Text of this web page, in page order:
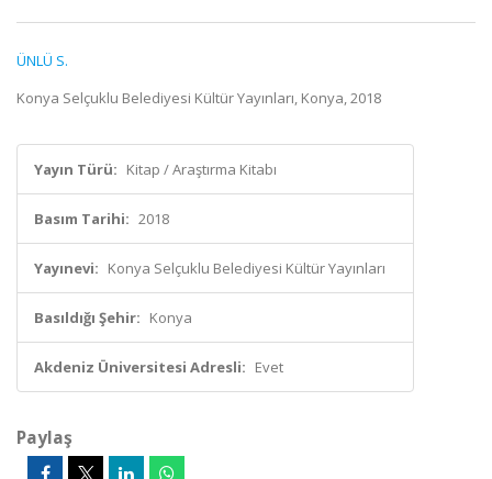
ÜNLÜ S.
Konya Selçuklu Belediyesi Kültür Yayınları, Konya, 2018
Yayın Türü: Kitap / Araştırma Kitabı
Basım Tarihi: 2018
Yayınevi: Konya Selçuklu Belediyesi Kültür Yayınları
Basıldığı Şehir: Konya
Akdeniz Üniversitesi Adresli: Evet
Paylaş